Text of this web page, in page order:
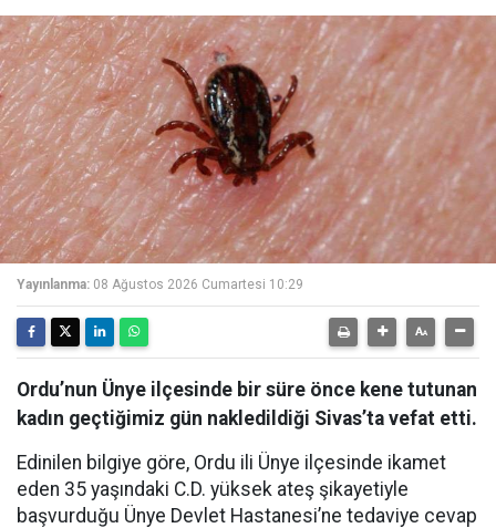
Yayınlanma: 08 Ağustos 2026 Cumartesi 10:29
Ordu’nun Ünye ilçesinde bir süre önce kene tutunan
kadın geçtiğimiz gün nakledildiği Sivas’ta vefat etti.
Edinilen bilgiye göre, Ordu ili Ünye ilçesinde ikamet
eden 35 yaşındaki C.D. yüksek ateş şikayetiyle
başvurduğu Ünye Devlet Hastanesi’ne tedaviye cevap